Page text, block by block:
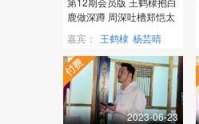
鹿做深蹲 周深吐槽郑恺太
嘉宾： 王鹤棣 杨芸晴
2023-06-23